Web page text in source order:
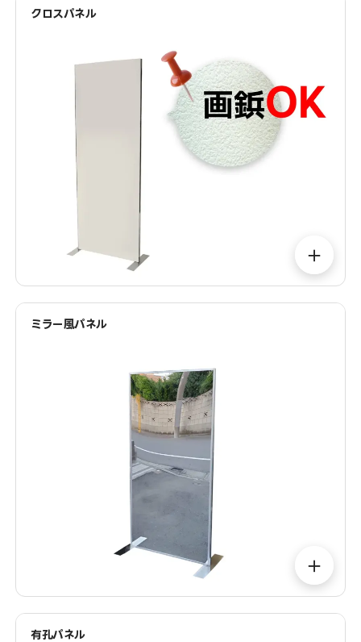
クロスパネル
＋
ミラー風パネル
＋
有孔パネル